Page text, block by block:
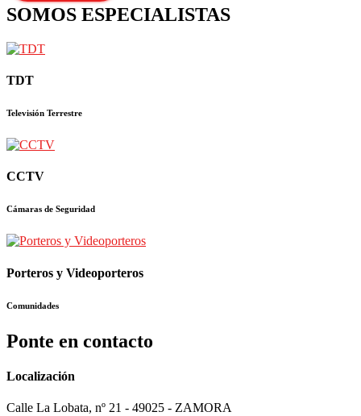
SOMOS ESPECIALISTAS
TDT
Televisión Terrestre
CCTV
Cámaras de Seguridad
Porteros y Videoporteros
Comunidades
Ponte en contacto
Localización
Calle La Lobata, nº 21 - 49025 - ZAMORA